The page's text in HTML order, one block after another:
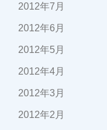
2012年7月
2012年6月
2012年5月
2012年4月
2012年3月
2012年2月